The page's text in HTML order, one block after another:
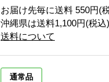
お届け先毎に送料 550円(
沖縄県は送料1,100円(税込
送料について
通常品